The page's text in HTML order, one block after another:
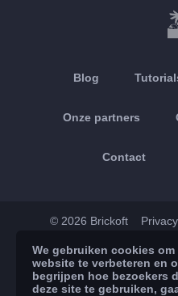
Blog
Onze partners
Contact
© 2026 Brickoft
App Store
We gebruiken cookies
website te verbeteren en
begrijpen hoe bezoekers
deze site te gebruiken,